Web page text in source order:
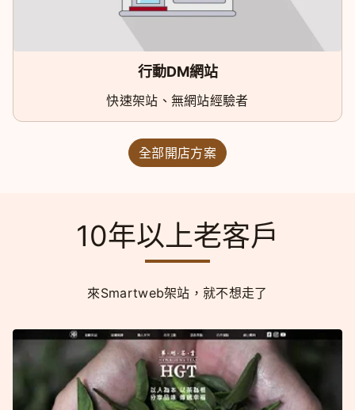
行動DM網站
快速架站、無網站經驗者
全部開店方案
10年以上老客戶
來Smartweb架站，就不想走了